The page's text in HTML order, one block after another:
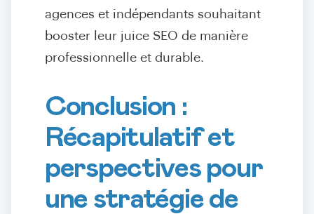
agences et indépendants souhaitant
booster leur juice SEO de manière
professionnelle et durable.
Conclusion :
Récapitulatif et
perspectives pour
une stratégie de